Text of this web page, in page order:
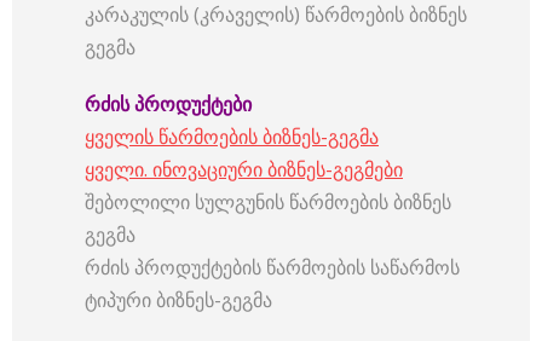
კარაკულის (კრაველის) წარმოების ბიზნეს
გეგმა
რძისპროდუქტები
ყველის წარმოების ბიზნეს-გეგმა
ყველი. ინოვაციური ბიზნეს-გეგმები
შებოლილი სულგუნის წარმოების ბიზნეს
გეგმა
რძის პროდუქტების წარმოების საწარმოს
ტიპური ბიზნეს-გეგმა